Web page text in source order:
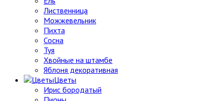
Лиственница
Можжевельник
Пихта
Сосна
Туя
Хвойные на штамбе
Яблоня декоративная
Цветы
Ирис бородатый